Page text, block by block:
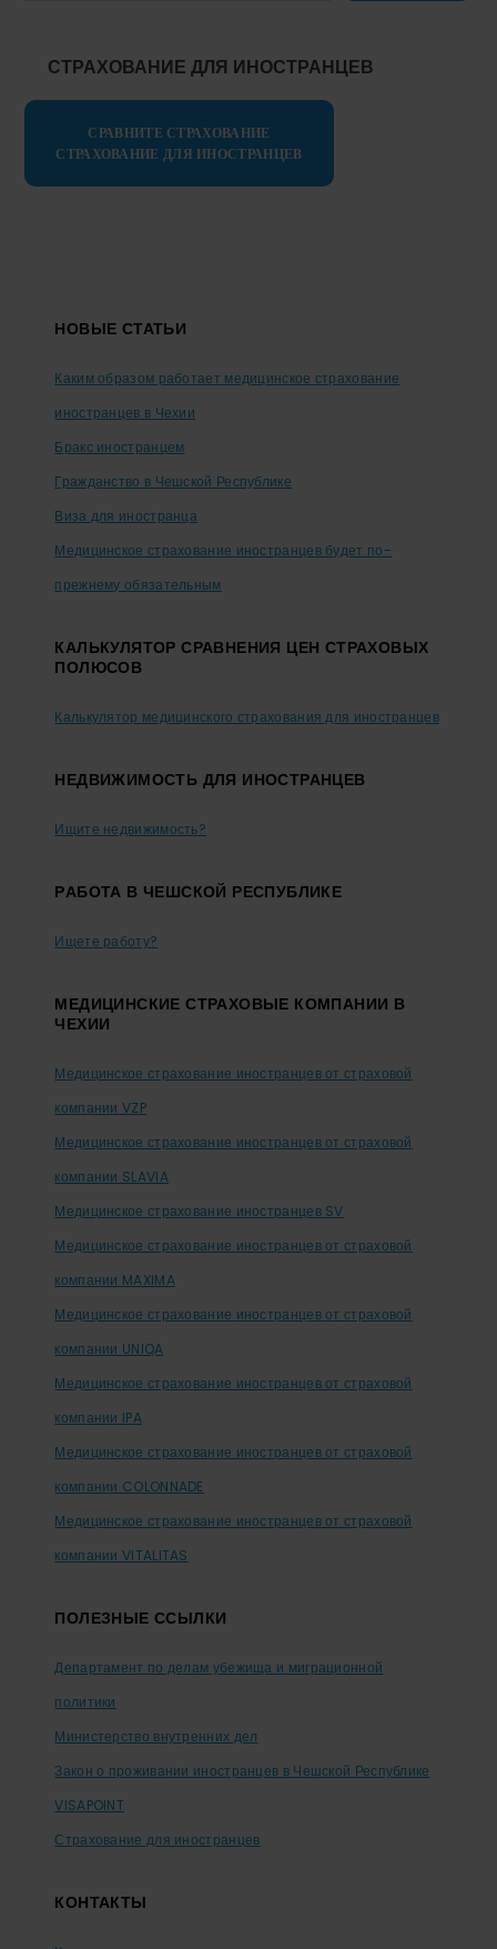
СТРАХОВАНИЕ ДЛЯ ИНОСТРАНЦЕВ
СРАВНИТЕ СТРАХОВАНИЕ
СТРАХОВАНИЕ ДЛЯ ИНОСТРАНЦЕВ
FooterНОВЫЕ СТАТЬИ
Каким образом работает медицинское страхование
иностранцев в Чехии
Бракс иностранцем
Гражданство в Чешской Республике
Виза для иностранца
Медицинское страхование иностранцев будет по-
прежнему обязательным
КАЛЬКУЛЯТОР СРАВНЕНИЯ ЦЕН СТРАХОВЫХ
ПОЛЮСОВ
Калькулятор медицинского страхования для иностранцев
НЕДВИЖИМОСТЬ ДЛЯ ИНОСТРАНЦЕВ
Ищите недвижимость?
PАБОТА В ЧЕШСКОЙ РЕСПУБЛИКЕ
Ищете работу?
МЕДИЦИНСКИЕ СТРАХОВЫЕ КОМПАНИИ В
ЧЕХИИ
Медицинское страхование иностранцев от страховой
компании VZP
Медицинское страхование иностранцев от страховой
компании SLAVIA
Медицинское страхование иностранцев SV
Медицинское страхование иностранцев от страховой
компании MAXIMA
Медицинское страхование иностранцев от страховой
компании UNIQA
Медицинское страхование иностранцев от страховой
компании IPA
Медицинское страхование иностранцев от страховой
компании COLONNADE
Медицинское страхование иностранцев от страховой
компании VITALITAS
ПОЛЕЗНЫЕ ССЫЛКИ
Департамент по делам убежища и миграционной
политики
Министерство внутренних дел
Закон о проживании иностранцев в Чешской Республике
VISAPOINT
Страхование для иностранцев
КОНТАКТЫ